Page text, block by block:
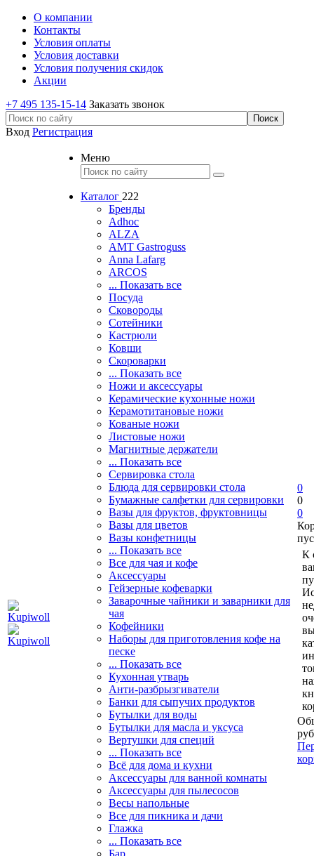
О компании
Контакты
Условия оплаты
Условия доставки
Условия получения скидок
Акции
+7 495 135-15-14 Заказать звонок
Вход Регистрация
Меню
Каталог 222
Бренды
Adhoc
ALZA
AMT Gastroguss
Anna Lafarg
ARCOS
... Показать все
Посуда
Сковороды
Сотейники
Кастрюли
Ковши
Скороварки
... Показать все
Ножи и аксессуары
Керамические кухонные ножи
Керамотитановые ножи
Кованые ножи
Листовые ножи
Магнитные держатели
... Показать все
Сервировка стола
Блюда для сервировки стола
Бумажные салфетки для сервировки
Вазы для фруктов, фруктовницы
Вазы для цветов
Вазы конфетницы
... Показать все
Все для чая и кофе
Аксессуары
Гейзерные кофеварки
Заварочные чайники и заварники для
чая
Кофейники
Наборы для приготовления кофе на
песке
... Показать все
Кухонная утварь
Анти-разбрызгиватели
Банки для сыпучих продуктов
Бутылки для воды
Бутылки для масла и уксуса
Вертушки для специй
... Показать все
Всё для дома и кухни
Аксессуары для ванной комнаты
Аксессуары для пылесосов
Весы напольные
Все для пикника и дачи
Глажка
... Показать все
Бар
0
0
0
К